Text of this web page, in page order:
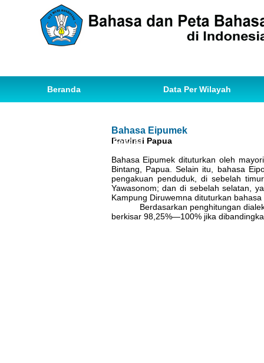
Beranda Data Per Wilayah
Ihwal Pemetaan Bahasa
Bahasa Eipumek
Provinsi Papua
Bahasa Eipumek dituturkan oleh
Bintang, Papua. Selain itu, bahasa
pengakuan penduduk, di sebelah
Yawasonom; dan di sebelah selatan,
Kampung Diruwemna dituturkan bahasa
Berdasarkan penghitungan
berkisar 98,25%—100% jika